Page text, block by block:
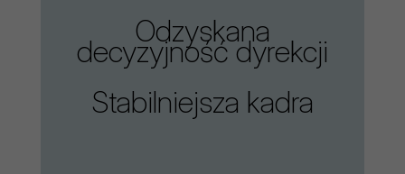
Odzyskana
decyzyjność dyrekcji
Stabilniejsza kadra